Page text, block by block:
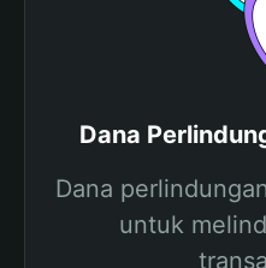
Dana
Dana
untuk